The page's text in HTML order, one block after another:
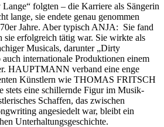
folgten – die Karriere als Sängerin
lange, sie endete genau genommen
Jahre. Aber typisch ANJA: Sie fand
sie erfolgreich tätig war. Sie wirkte als
Musicals, darunter „Dirty
internationale Produktionen einem
HAUPTMANN verband eine enge
Künstlern wie THOMAS FRITSCH
stets eine schillernde Figur im Musik-
Schaffen, das zwischen
angesiedelt war, bleibt ein
Unterhaltungsgeschichte.